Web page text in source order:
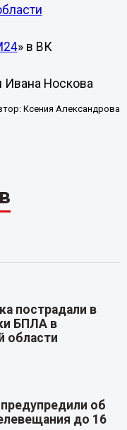
» в ВК
Носкова
Ксения Александрова
пострадали в
БПЛА в
области
об
до 16